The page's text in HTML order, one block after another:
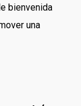
bienvenida
una